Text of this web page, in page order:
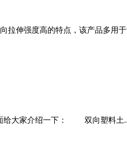
伸强度高的特点，该产品多用
给大家介绍一下： 双向塑料土